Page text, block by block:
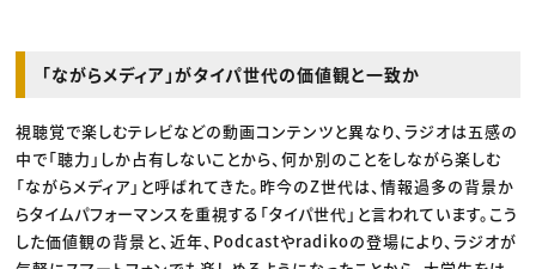
「ながらメディア」がタイパ世代の価値観と一致か
視聴覚で楽しむテレビなどの動画コンテンツと異なり、ラジオは五感の
中で「聴力」しか占有しないことから、何か別のことをしながら楽しむ
「ながらメディア」と呼ばれてきた。昨今のZ世代は、情報過多の背景か
らタイムパフォーマンスを重視する「タイパ世代」と言われています。こう
した価値観の背景と、近年、Podcastやradikoの登場により、ラジオが